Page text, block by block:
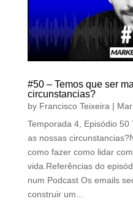
#50 – Temos que ser
circunstancias?
by Francisco Teixeira |
Temporada 4, Episódio
as nossas
como fazer como lidar
vida.Referências do
num Podcast Os emails
construir um...